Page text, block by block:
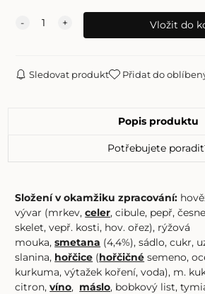
Sledovat produkt Přidat do
Popis produktu
Potřebujete
Složení v okamžiku zpracování:
vývar (mrkev,celer, cibule, pepř,
skelet, vepř. kosti, hov. ořez), rýžová
mouka,smetana (4,4%), sádlo, cukr,
slanina, hořčice (hořčičné semeno,
kurkuma, výtažek koření, voda), m.
citron,víno, máslo, bobkový list,